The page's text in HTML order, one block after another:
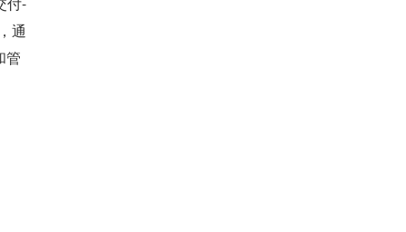
通
管